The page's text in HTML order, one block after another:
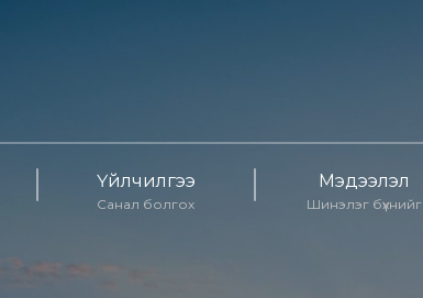
Үйлчилгээ
Санал болгох
Мэдээлэл
Шинэлэг бүхнийг